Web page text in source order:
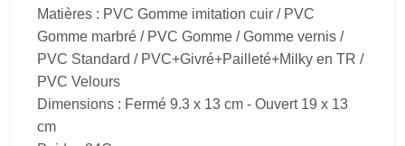
Matières : PVC Gomme imitation cuir / PVC
Gomme marbré / PVC Gomme / Gomme vernis /
PVC Standard / PVC+Givré+Pailleté+Milky en TR /
PVC Velours
Dimensions : Fermé 9.3 x 13 cm - Ouvert 19 x 13
cm